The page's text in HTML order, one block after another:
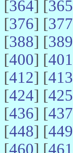
[364] [365
[376] [377
[388] [389
[400] [401
[412] [413
[424] [425
[436] [437
[448] [449
[460] [461